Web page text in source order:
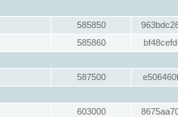
585850
585860
587500
603000